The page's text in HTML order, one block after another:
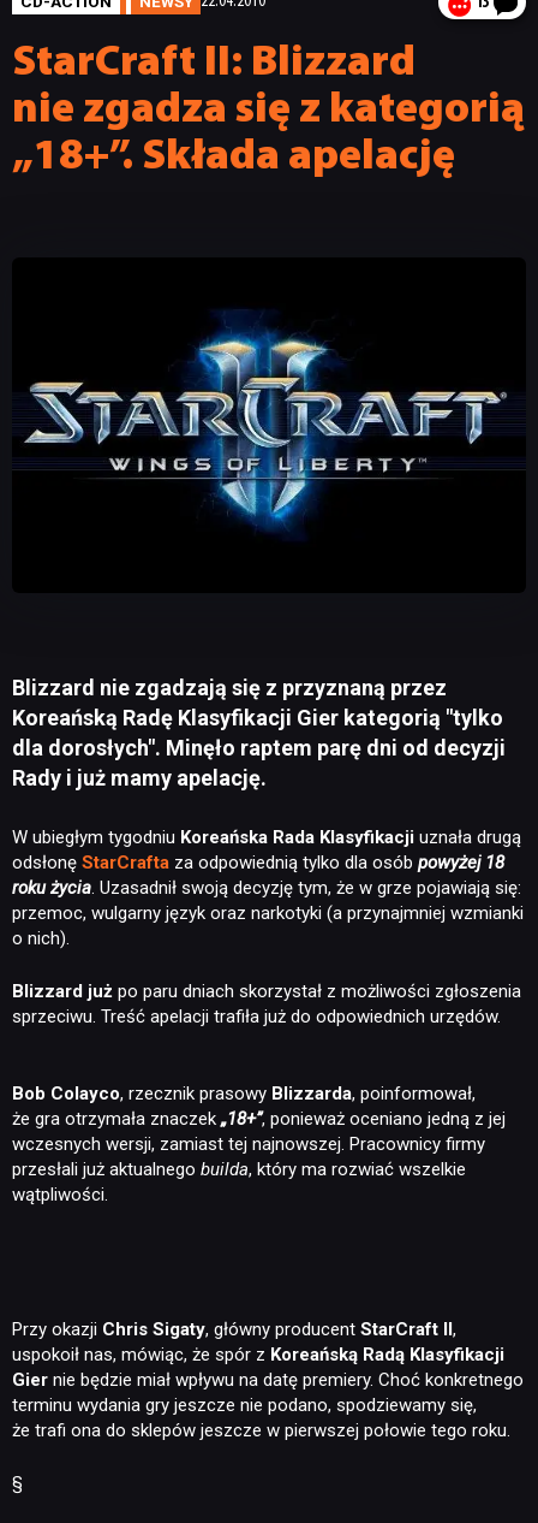
StarCraft II: Blizzard
nie zgadza się z kategorią
„18+”. Składa apelację
Blizzard nie zgadzają się z przyznaną przez
Koreańską Radę Klasyfikacji Gier kategorią "tylko
dla dorosłych". Minęło raptem parę dni od decyzji
Rady i już mamy apelację.
W ubiegłym tygodniu Koreańska Rada Klasyfikacji uznała drugą
odsłonę StarCrafta za odpowiednią tylko dla osób powyżej 18
roku życia. Uzasadnił swoją decyzję tym, że w grze pojawiają się:
przemoc, wulgarny język oraz narkotyki (a przynajmniej wzmianki
o nich).
Blizzard już po paru dniach skorzystał z możliwości zgłoszenia
sprzeciwu. Treść apelacji trafiła już do odpowiednich urzędów.
Bob Colayco, rzecznik prasowy Blizzarda, poinformował,
że gra otrzymała znaczek „18+”, ponieważ oceniano jedną z jej
wczesnych wersji, zamiast tej najnowszej. Pracownicy firmy
przesłali już aktualnego builda, który ma rozwiać wszelkie
wątpliwości.
Przy okazji Chris Sigaty, główny producent StarCraft II,
uspokoił nas, mówiąc, że spór z Koreańską Radą Klasyfikacji
Gier nie będzie miał wpływu na datę premiery. Choć konkretnego
terminu wydania gry jeszcze nie podano, spodziewamy się,
że trafi ona do sklepów jeszcze w pierwszej połowie tego roku.
§